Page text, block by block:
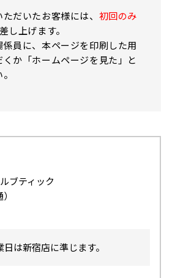
だいたお客様には、 初回のみ
し上げます。
員に、本ページを印刷した用
か「ホームページを見た」と
ブティック
は新宿店に準じます。